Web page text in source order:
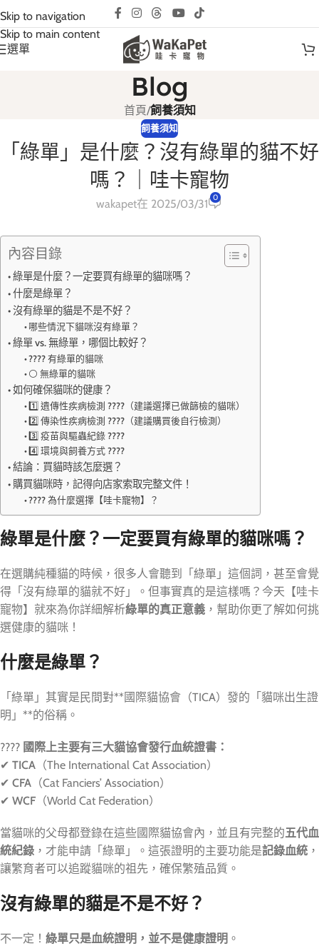
Skip to navigation
Skip to main content
互動請先預約｜以免撲空、造成誤會與不便!
選單
Blog
首頁/飼養須知
飼養須知
「綠單」是什麼？沒有綠單的貓不好
嗎？｜哇卡寵物
wakapet在 2025/03/31 0
內容目錄
綠單是什麼？一定要買有綠單的貓咪嗎？
什麼是綠單？
沒有綠單的貓是不是不好？
哪些情況下貓咪沒有綠單？
綠單 vs. 無綠單，哪個比較好？
???? 有綠單的貓咪
⚪ 無綠單的貓咪
如何確保貓咪的健康？
1️⃣ 遺傳性疾病檢測 ????（建議選擇已做篩檢的貓咪）
2️⃣ 傳染性疾病檢測 ????（建議購買後自行檢測）
3️⃣ 疫苗與驅蟲紀錄 ????
4️⃣ 環境與飼養方式 ????
結論：買貓時該怎麼選？
購買貓咪時，記得向店家索取完整文件！
???? 為什麼選擇【哇卡寵物】？
綠單是什麼？一定要買有綠單的貓咪嗎？
在選購純種貓的時候，很多人會聽到「綠單」這個詞，甚至會覺
得「沒有綠單的貓就不好」。但事實真的是這樣嗎？今天【哇卡
寵物】就來為你詳細解析綠單的真正意義 ，幫助你更了解如何挑
選健康的貓咪！
什麼是綠單？
「綠單」其實是民間對**國際貓協會（TICA）發的「貓咪出生證
明」**的俗稱。
???? 國際上主要有三大貓協會發行血統證書：
✔ TICA （The International Cat Association）
✔ CFA （Cat Fanciers’ Association）
✔ WCF （World Cat Federation）
當貓咪的父母都登錄在這些國際貓協會內，並且有完整的五代血
統紀錄 ，才能申請「綠單」。這張證明的主要功能是記錄血統 ，
讓繁育者可以追蹤貓咪的祖先，確保繁殖品質。
沒有綠單的貓是不是不好？
不一定！ 綠單只是血統證明，並不是健康證明 。